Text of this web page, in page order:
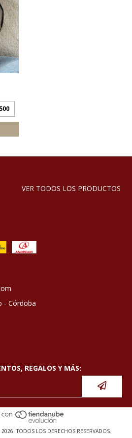
VER TODOS LOS PRODUCTOS
- Córdoba
REGALOS Y MÁS:
2026. TODOS LOS DERECHOS RESERVADOS.